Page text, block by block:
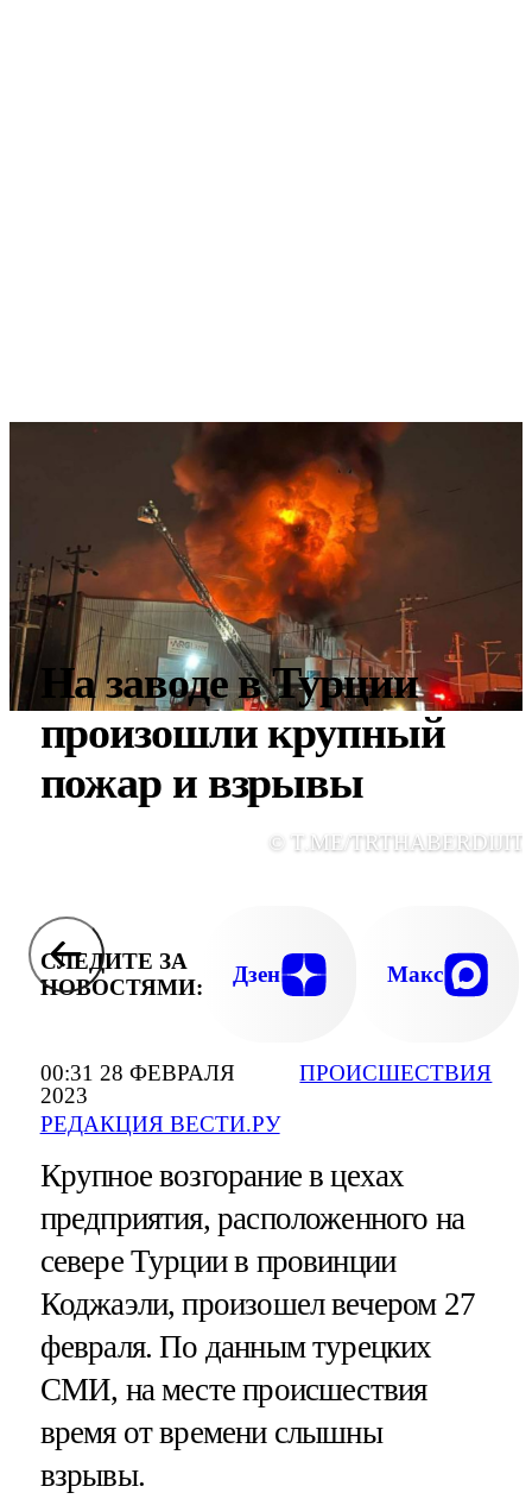
00:31 28 ФЕВРАЛЯ
2023
РЕДАКЦИЯ ВЕСТИ.РУ
ПРОИСШЕСТВИЯ
На заводе в Турции
произошли крупный
пожар и взрывы
© T.ME/
СЛЕДИТЕ ЗА
НОВОСТЯМИ:
Дзен Макс
Крупное возгорание в цехах
предприятия, расположенного на
севере Турции в провинции
Коджаэли, произошел вечером 27
февраля. По данным турецких
СМИ, на месте происшествия
время от времени слышны
взрывы.